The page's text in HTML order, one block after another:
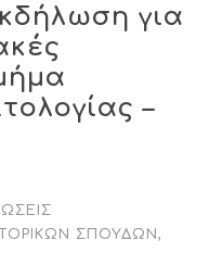
για
–
ΣΠΟΥΔΏΝ ,